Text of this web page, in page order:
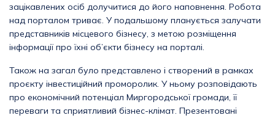
зацікавлених осіб долучитися до його наповнення. Робота
над порталом триває. У подальшому планується залучати
представників місцевого бізнесу, з метою розміщення
інформації про їхні об’єкти бізнесу на порталі.
Також на загал було представлено і створений в рамках
проєкту інвестиційний проморолик. У ньому розповідають
про економічний потенціал Миргородської громади, її
переваги та сприятливий бізнес-клімат. Презентовані